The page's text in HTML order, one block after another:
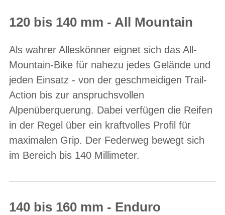
120 bis 140 mm - All Mountain
Als wahrer Alleskönner eignet sich das All-
Mountain-Bike für nahezu jedes Gelände und
jeden Einsatz - von der geschmeidigen Trail-
Action bis zur anspruchsvollen
Alpenüberquerung. Dabei verfügen die Reifen
in der Regel über ein kraftvolles Profil für
maximalen Grip. Der Federweg bewegt sich
im Bereich bis 140 Millimeter.
140 bis 160 mm - Enduro